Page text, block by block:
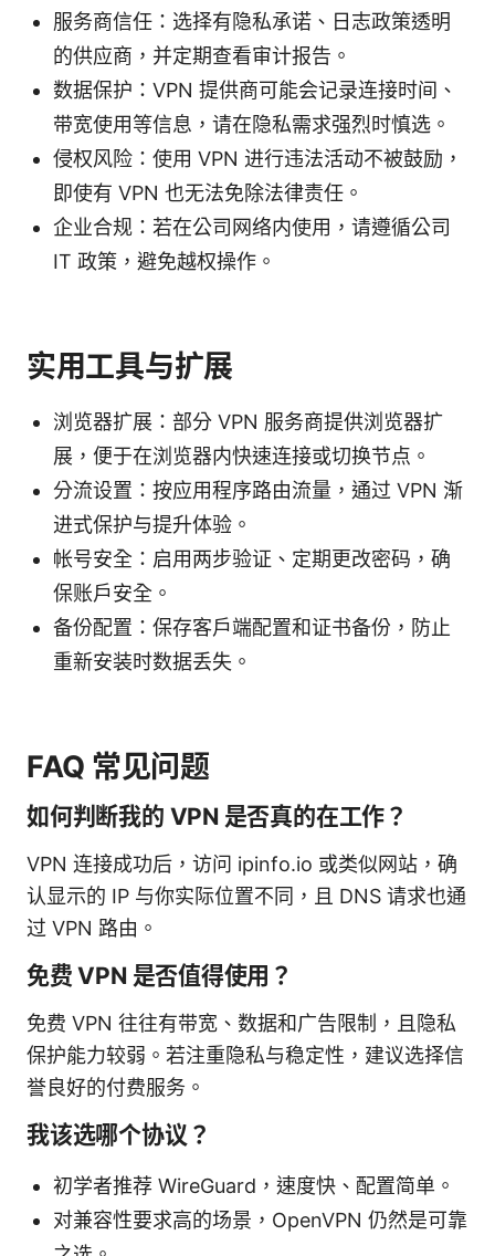
服务商信任：选择有隐私承诺、日志政策透明
的供应商，并定期查看审计报告。
数据保护：VPN 提供商可能会记录连接时间、
带宽使用等信息，请在隐私需求强烈时慎选。
侵权风险：使用 VPN 进行违法活动不被鼓励，
即使有 VPN 也无法免除法律责任。
企业合规：若在公司网络内使用，请遵循公司
IT 政策，避免越权操作。
实用工具与扩展
浏览器扩展：部分 VPN 服务商提供浏览器扩
展，便于在浏览器内快速连接或切换节点。
分流设置：按应用程序路由流量，通过 VPN 渐
进式保护与提升体验。
帐号安全：启用两步验证、定期更改密码，确
保账户安全。
备份配置：保存客户端配置和证书备份，防止
重新安装时数据丢失。
FAQ 常见问题
如何判断我的 VPN 是否真的在工作？
VPN 连接成功后，访问 ipinfo.io 或类似网站，确
认显示的 IP 与你实际位置不同，且 DNS 请求也通
过 VPN 路由。
免费 VPN 是否值得使用？
免费 VPN 往往有带宽、数据和广告限制，且隐私
保护能力较弱。若注重隐私与稳定性，建议选择信
誉良好的付费服务。
我该选哪个协议？
初学者推荐 WireGuard，速度快、配置简单。
对兼容性要求高的场景，OpenVPN 仍然是可靠